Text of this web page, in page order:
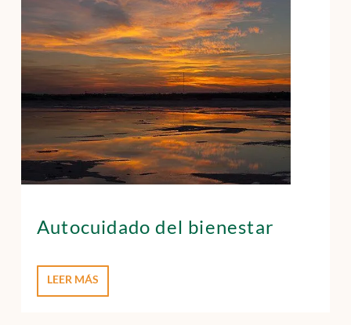
Autocuidado del bienestar
LEER MÁS